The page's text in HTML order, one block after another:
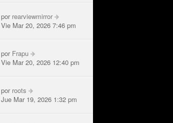
por rearviewmirror
Vie Mar 20, 2026 7:46 pm
por Frapu
Vie Mar 20, 2026 12:40 pm
por roots
Jue Mar 19, 2026 1:32 pm